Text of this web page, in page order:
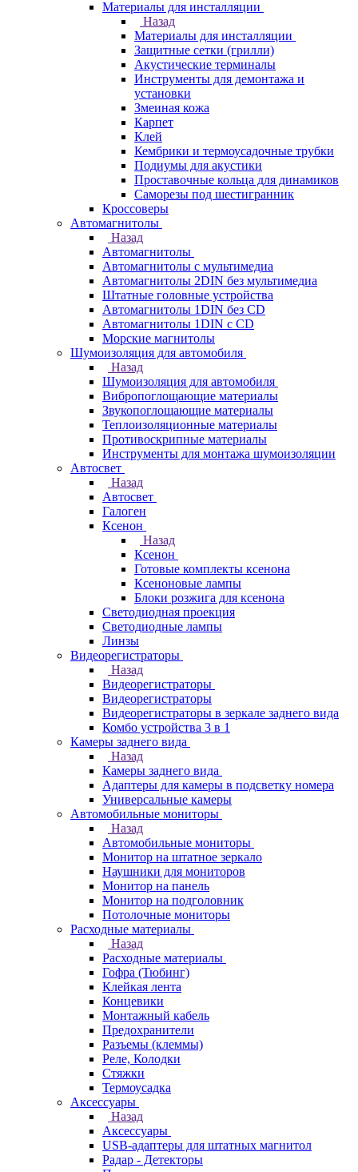
Материалы для инсталляции
Назад
Материалы для инсталляции
Защитные сетки (грилли)
Акустические терминалы
Инструменты для демонтажа и
установки
Змеиная кожа
Карпет
Клей
Кембрики и термоусадочные трубки
Подиумы для акустики
Проставочные кольца для динамиков
Саморезы под шестигранник
Кроссоверы
Автомагнитолы
Назад
Автомагнитолы
Автомагнитолы с мультимедиа
Автомагнитолы 2DIN без мультимедиа
Штатные головные устройства
Автомагнитолы 1DIN без CD
Автомагнитолы 1DIN с CD
Морские магнитолы
Шумоизоляция для автомобиля
Назад
Шумоизоляция для автомобиля
Вибропоглощающие материалы
Звукопоглощающие материалы
Теплоизоляционные материалы
Противоскрипные материалы
Инструменты для монтажа шумоизоляции
Автосвет
Назад
Автосвет
Галоген
Ксенон
Назад
Ксенон
Готовые комплекты ксенона
Ксеноновые лампы
Блоки розжига для ксенона
Светодиодная проекция
Светодиодные лампы
Линзы
Видеорегистраторы
Назад
Видеорегистраторы
Видеорегистраторы
Видеорегистраторы в зеркале заднего вида
Комбо устройства 3 в 1
Камеры заднего вида
Назад
Камеры заднего вида
Адаптеры для камеры в подсветку номера
Универсальные камеры
Автомобильные мониторы
Назад
Автомобильные мониторы
Монитор на штатное зеркало
Наушники для мониторов
Монитор на панель
Монитор на подголовник
Потолочные мониторы
Расходные материалы
Назад
Расходные материалы
Гофра (Тюбинг)
Клейкая лента
Концевики
Монтажный кабель
Предохранители
Разъемы (клеммы)
Реле, Колодки
Стяжки
Термоусадка
Аксессуары
Назад
Аксессуары
USB-адаптеры для штатных магнитол
Радар - Детекторы